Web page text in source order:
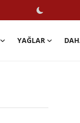
YAĞLAR